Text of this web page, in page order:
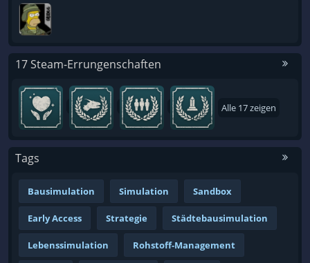
17 Steam-Errungenschaften
Alle 17 zeigen
Tags
Bausimulation Simulation Sandbox
Early Access Strategie Städtebausimulation
Lebenssimulation Rohstoff-Management